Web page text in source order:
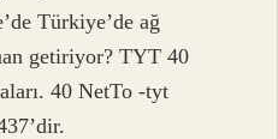
Türkiye’de ağ
getiriyor? TYT 40
40 NetTo -tyt